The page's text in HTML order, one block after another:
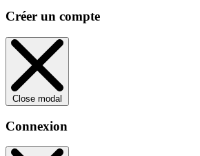
Créer un compte
Close modal
Connexion